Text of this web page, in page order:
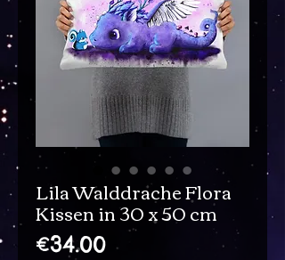
Lila Walddrache Flora
Kissen in 30 x 50 cm
€34.00Price